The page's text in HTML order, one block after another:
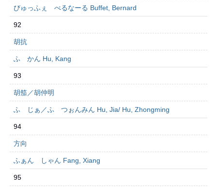
びゅっふぇ べるなーる Buffet, Bernard
92
胡抗
ふ かん Hu, Kang
93
胡笳／胡仲明
ふ じぁ／ふ つぉんみん Hu, Jia/ Hu, Zhongming
94
方向
ふぁん しゃん Fang, Xiang
95